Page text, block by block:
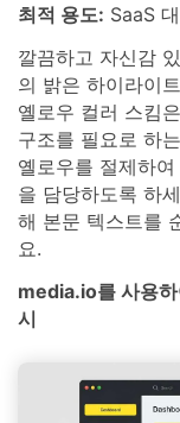
최적 용도: SaaS
깔끔하고 자신감
의 밝은 하이라이
옐로우 컬러 스킴
구조를 필요로 하
옐로우를 절제하
을 담당하도록 하
해 본문 텍스트를
요.
media.io를 사용하
시